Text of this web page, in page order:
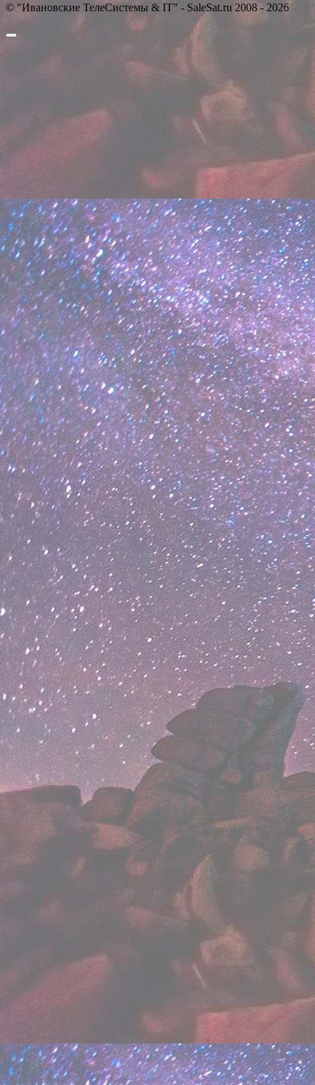
© "Ивановские ТелеСистемы & IT" - SaleSat.ru 2008 - 2026
Прокрутить